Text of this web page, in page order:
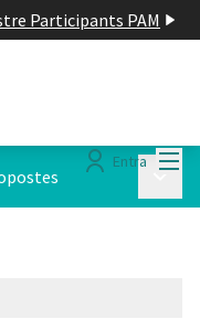
Participants PAM
Entra